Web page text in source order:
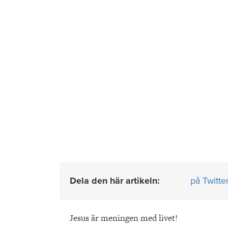
Dela den här artikeln: på
Jesus är meningen med livet!